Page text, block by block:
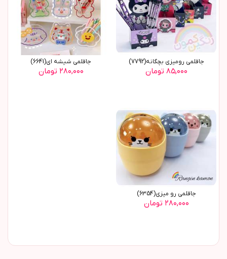
جاقلمی رومیزی بچگانه(7792)
۸۵,۰۰۰ تومان
جاقلمی شیشه ای(6641)
۲۸۰,۰۰۰ تومان
جاقلمی رو میزی(6354)
۲۸۰,۰۰۰ تومان